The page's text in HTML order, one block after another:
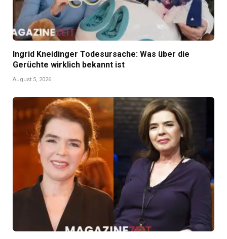
Ingrid Kneidinger Todesursache: Was über die
Gerüchte wirklich bekannt ist
August 5, 2026